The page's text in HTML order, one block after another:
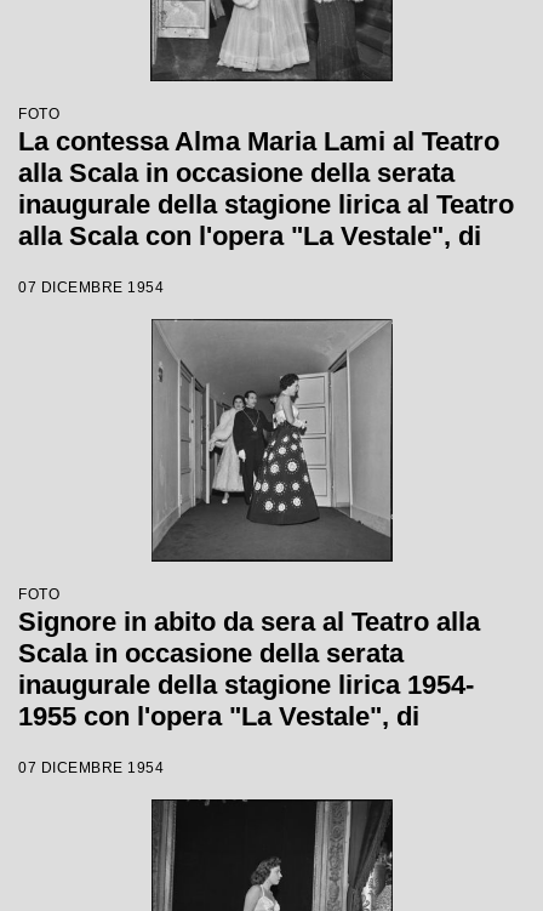
FOTO
La contessa Alma Maria Lami al Teatro
alla Scala in occasione della serata
inaugurale della stagione lirica al Teatro
alla Scala con l'opera "La Vestale", di
Votto, con la regia di Luchino Visconti
07 DICEMBRE 1954
FOTO
Signore in abito da sera al Teatro alla
Scala in occasione della serata
inaugurale della stagione lirica 1954-
1955 con l'opera "La Vestale", di
Votto, con la regia di Luchino Visconti
07 DICEMBRE 1954